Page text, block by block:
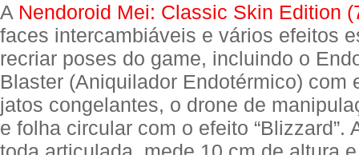
A Nendoroid Mei: Classic Skin Edition
faces intercambiáveis e vários efeitos
recriar poses do game, incluindo o
Blaster (Aniquilador Endotérmico) com
jatos congelantes, o drone de
e folha circular com o efeito “Blizzard”.